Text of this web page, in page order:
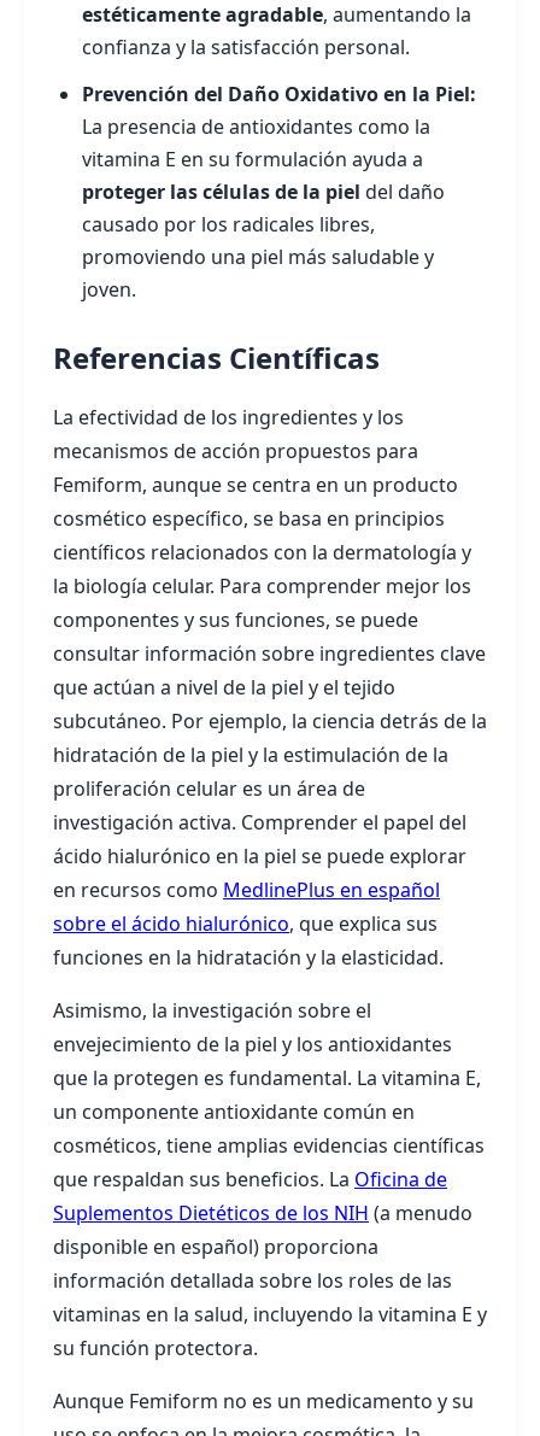
estéticamente agradable, aumentando la
confianza y la satisfacción personal.
Prevención del Daño Oxidativo en la Piel:
La presencia de antioxidantes como la
vitamina E en su formulación ayuda a
proteger las células de la piel del daño
causado por los radicales libres,
promoviendo una piel más saludable y
joven.
Referencias Científicas
La efectividad de los ingredientes y los
mecanismos de acción propuestos para
Femiform, aunque se centra en un producto
cosmético específico, se basa en principios
científicos relacionados con la dermatología y
la biología celular. Para comprender mejor los
componentes y sus funciones, se puede
consultar información sobre ingredientes clave
que actúan a nivel de la piel y el tejido
subcutáneo. Por ejemplo, la ciencia detrás de la
hidratación de la piel y la estimulación de la
proliferación celular es un área de
investigación activa. Comprender el papel del
ácido hialurónico en la piel se puede explorar
en recursos como MedlinePlus en español
sobre el ácido hialurónico, que explica sus
funciones en la hidratación y la elasticidad.
Asimismo, la investigación sobre el
envejecimiento de la piel y los antioxidantes
que la protegen es fundamental. La vitamina E,
un componente antioxidante común en
cosméticos, tiene amplias evidencias científicas
que respaldan sus beneficios. La Oficina de
Suplementos Dietéticos de los NIH (a menudo
disponible en español) proporciona
información detallada sobre los roles de las
vitaminas en la salud, incluyendo la vitamina E y
su función protectora.
Aunque Femiform no es un medicamento y su